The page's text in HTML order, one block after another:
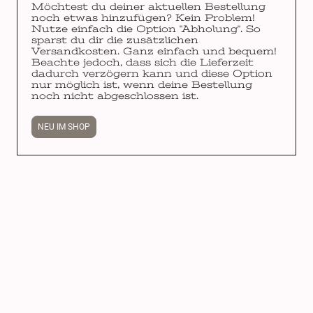
Möchtest du deiner aktuellen Bestellung
noch etwas hinzufügen? Kein Problem!
Nutze einfach die Option "Abholung". So
sparst du dir die zusätzlichen
Versandkosten. Ganz einfach und bequem!
Beachte jedoch, dass sich die Lieferzeit
dadurch verzögern kann und diese Option
nur möglich ist, wenn deine Bestellung
noch nicht abgeschlossen ist.
NEU IM SHOP